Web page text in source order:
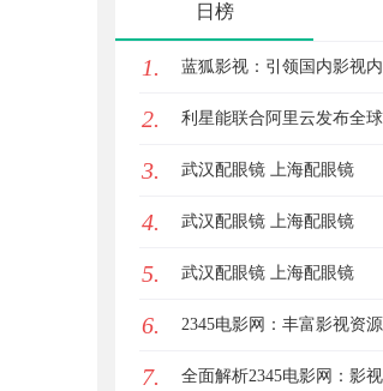
日榜
1. 蓝狐影视：引领国内影视
化发展的先锋力量
2. 利星能联合阿里云发布全
电协同解决方案
3. 武汉配眼镜 上海配眼镜
4. 武汉配眼镜 上海配眼镜
5. 武汉配眼镜 上海配眼镜
6. 2345电影网：丰富影视资
验的最佳选择
7. 全面解析2345电影网：影